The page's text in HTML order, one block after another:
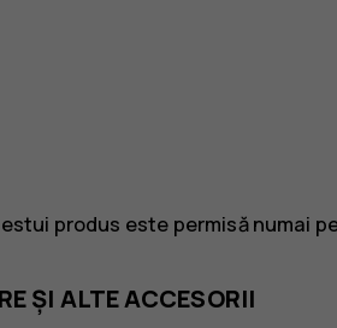
produs este permisă numai
ȘI ALTE ACCESORII